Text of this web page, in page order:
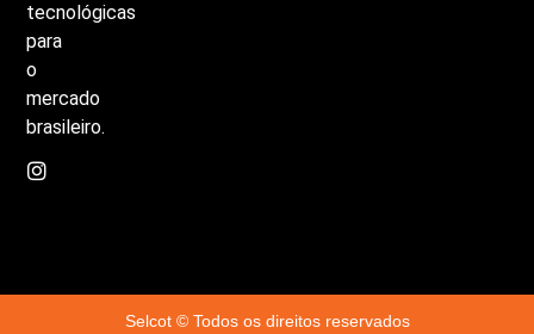
tecnológicas
para
o
mercado
brasileiro.
Selcot © Todos os direitos reservados